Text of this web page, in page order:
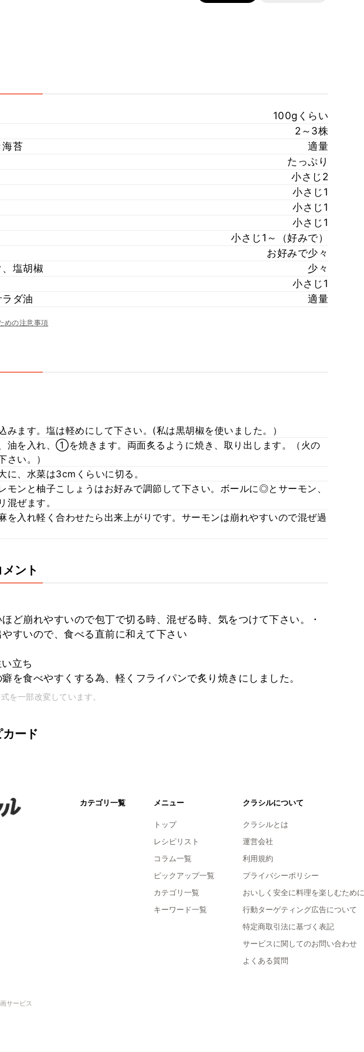
100gくらい
2～3株
海苔
適量
たっぷり
小さじ2
小さじ1
小さじ1
小さじ1
小さじ1～（好みで）
お好みで少々
塩胡椒
少々
小さじ1
ダ油
適量
めの注意事項
ます。塩は軽めにして下さい。(私は黒胡椒を使いました。）
油を入れ、①を焼きます。両面炙るように焼き、取り出します。（火の
さい。）
に、水菜は3cmくらいに切る。
ンと柚子こしょうはお好みで調節して下さい。ボールに◎とサーモン、
混ぜます。
を入れ軽く合わせたら出来上がりです。サーモンは崩れやすいので混ぜ過
ント
ほど崩れやすいので包丁で切る時、混ぜる時、気をつけて下さい。・
すいので、食べる直前に和えて下さい
立ち
癖を食べやすくする為、軽くフライパンで炙り焼きにしました。
を一部改変しています。
ード
カテゴリ一覧 メニュー
トップ
レシピリスト
コラム一覧
ピックアップ一覧
カテゴリ一覧
キーワード一覧
クラシルについて
クラシルとは
運営会社
利用規約
プライバシーポリシー
おいしく安全に料理を楽しむために
行動ターゲティング広告について
特定商取引法に基づく表記
サービスに関してのお問い合わせ
よくある質問
サービス